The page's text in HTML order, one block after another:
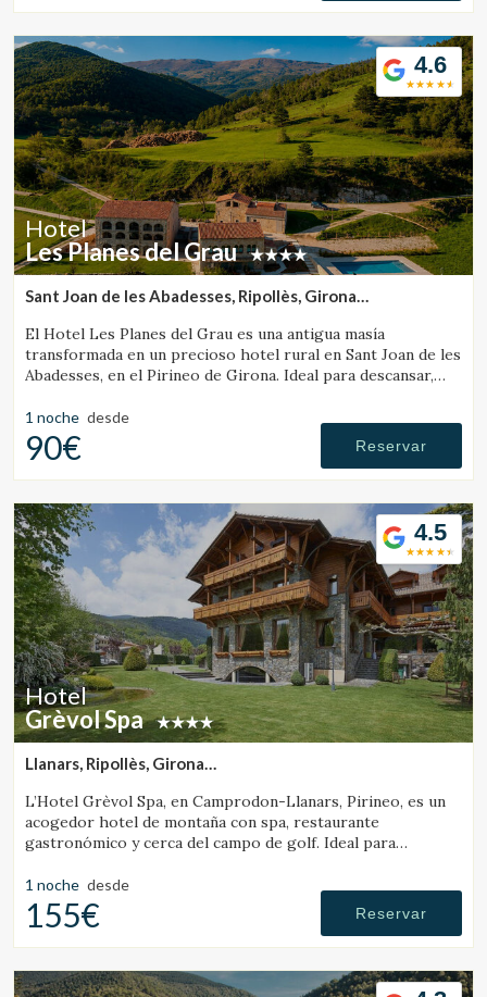
4.6
Hotel
Les Planes del Grau
Sant Joan de les Abadesses, Ripollès, Girona
El Hotel Les Planes del Grau es una antigua masía
transformada en un precioso hotel rural en Sant Joan de les
Abadesses, en el Pirineo de Girona. Ideal para descansar,
1 noche desde
90€ Reservar
4.5
Hotel
Grèvol Spa
Llanars, Ripollès, Girona
L’Hotel Grèvol Spa, en Camprodon-Llanars, Pirineo, es un
acogedor hotel de montaña con spa, restaurante
gastronómico y cerca del campo de golf. Ideal para
1 noche desde
155€ Reservar
Modificar cookies
Técnicas y funcionales
información con la finalidad de mejorar nuestros servicios.